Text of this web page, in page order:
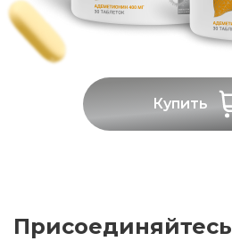
Купить
Присоединяйтесь